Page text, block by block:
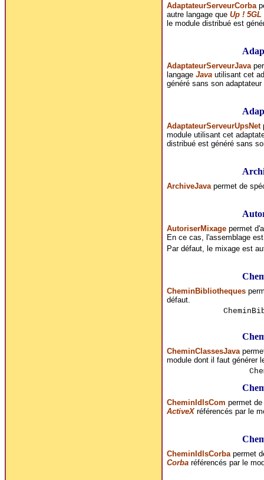
AdaptateurServeurCorba
autre langage que Up ! 5GL
le module distribué est
AdaptateurServeurJava
langage Javautilisant cet
généré sans son
AdaptateurServeurUpsNet
module utilisant cet
distribué est généré sans
ArchiveJavapermet de
AutoriserMixagepermet
En ce cas, l'assemblage
Par défaut, le mixage est
CheminBibliotheques
défaut.
CheminClassesJava
module dont il faut générer
CheminIdlsCom permet
ActiveXréférencés par le
CheminIdlsCorbapermet
Corbaréférencés par le